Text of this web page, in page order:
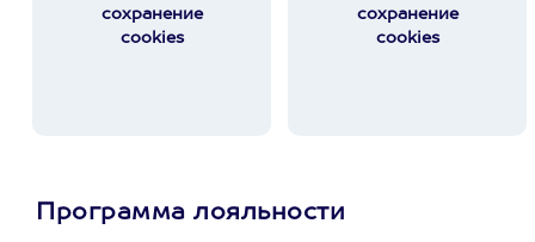
сохранение
cookies
сохранение
cookies
Программа лояльности